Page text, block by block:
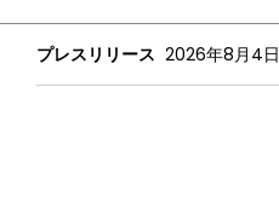
プレスリリース 2026年8月4日